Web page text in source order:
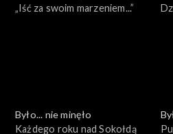
„Iść za swoim marzeniem...”
Było... nie minęło
Każdego roku nad Sokołdą